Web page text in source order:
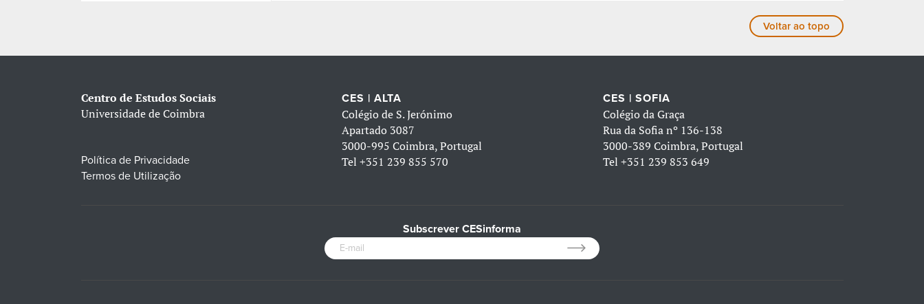
Voltar ao topo
Centro de Estudos Sociais
Universidade de Coimbra
Política de Privacidade
Termos de Utilização
CES | ALTA
Colégio de S. Jerónimo
Apartado 3087
3000-995 Coimbra, Portugal
Tel+351 239 855 570
CES | SOFIA
Colégio da Graça
Rua da Sofia nº 136-138
3000-389 Coimbra, Portugal
Tel +351 239 853 649
Subscrever CESinforma